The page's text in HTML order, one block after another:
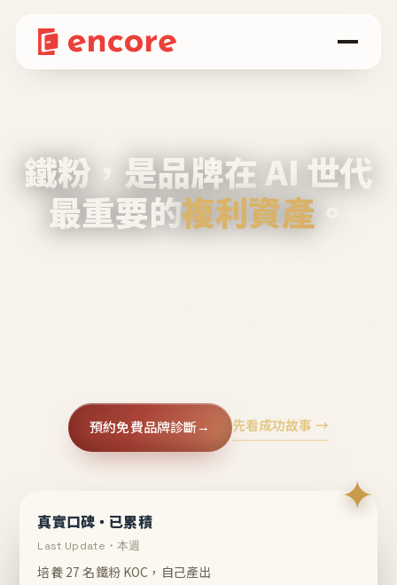
鐵粉，是品牌在 AI 世代
最重要的複利資產 。
預約免費品牌診斷→ 先看成功故事 →
✦
真實口碑・已累積
Last Update・本週
培養 27 名鐵粉 KOC，自己產出